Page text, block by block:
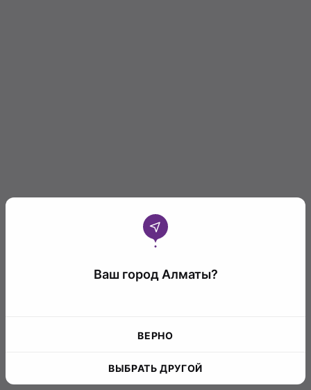
Ваш город Алматы?
ВЕРНО
ВЫБРАТЬ ДРУГОЙ